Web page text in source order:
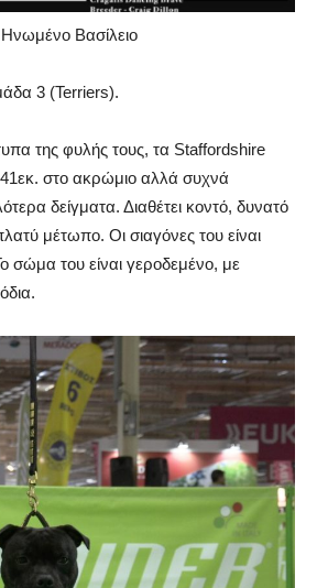
Ηνωμένο Βασίλειο
3 (Terriers).
της φυλής τους, τα Staffordshire
στο ακρώμιο αλλά συχνά
δείγματα. Διαθέτει κοντό, δυνατό
μέτωπο. Οι σιαγόνες του είναι
σώμα του είναι γεροδεμένο, με